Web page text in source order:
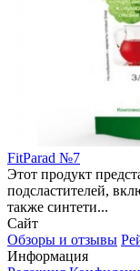
FitParad №7
Этот продукт
подсластителей,
также синтети...
Сайт
Обзоры и отзывы
Информация